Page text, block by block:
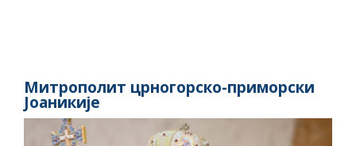
Митрополит црногорско-приморски
Јоаникије